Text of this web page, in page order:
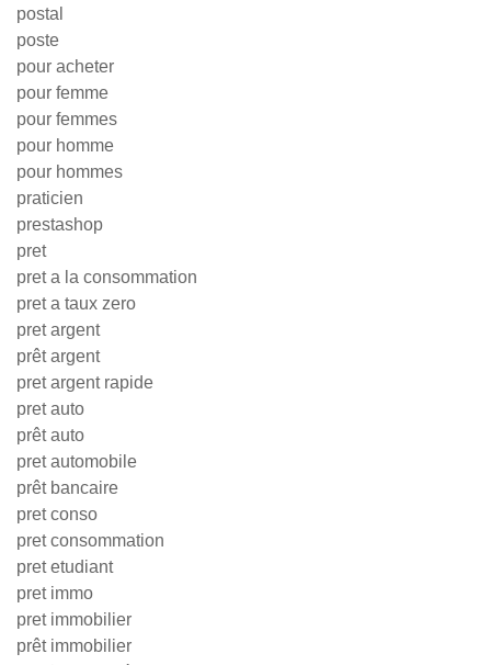
postal
poste
pour acheter
pour femme
pour femmes
pour homme
pour hommes
praticien
prestashop
pret
pret a la consommation
pret a taux zero
pret argent
prêt argent
pret argent rapide
pret auto
prêt auto
pret automobile
prêt bancaire
pret conso
pret consommation
pret etudiant
pret immo
pret immobilier
prêt immobilier